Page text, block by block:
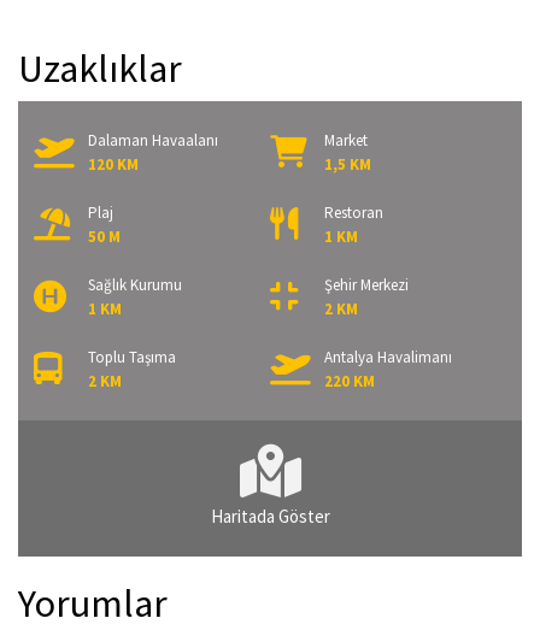
Uzaklıklar
Dalaman Havaalanı
120 KM
Market
1,5 KM
Plaj
50 M
Restoran
1 KM
Sağlık Kurumu
1 KM
Şehir Merkezi
2 KM
Toplu Taşıma
2 KM
Antalya Havalimanı
220 KM
Haritada Göster
Yorumlar